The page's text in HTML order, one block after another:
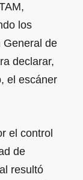
los
General de
declarar,
el escáner
el control
de
resultó